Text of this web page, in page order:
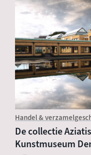
Handel &
De collectie
Kunstmuseum